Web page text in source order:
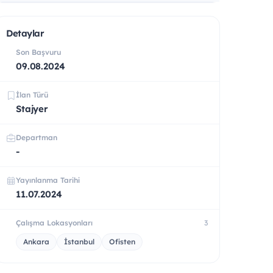
Detaylar
Son Başvuru
09.08.2024
İlan Türü
Stajyer
Departman
-
Yayınlanma Tarihi
11.07.2024
Çalışma Lokasyonları 3
Ankara İstanbul Ofisten